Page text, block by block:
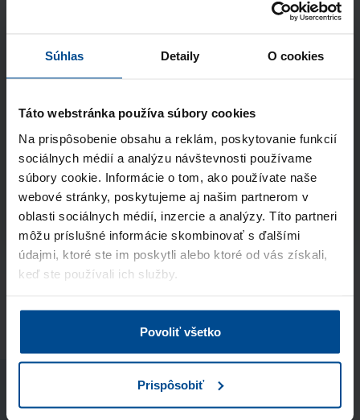
Súhlas Detaily O cookies
Táto webstránka používa súbory cookies
Na prispôsobenie obsahu a reklám, poskytovanie funkcií
sociálnych médií a analýzu návštevnosti používame
súbory cookie. Informácie o tom, ako používate naše
webové stránky, poskytujeme aj našim partnerom v
oblasti sociálnych médií, inzercie a analýzy. Títo partneri
môžu príslušné informácie skombinovať s ďalšími
údajmi, ktoré ste im poskytli alebo ktoré od vás získali,
keď ste používali ich služby.
Povoliť všetko
Prispôsobiť
Súhlasím so spracúvaním
zásadami ochrany osobných údajov
Odoslať
Stránka je chránená pomocou Google reCaptcha
Vyplňte formulár
chcete kontaktovať, a pošlite nám svoje kontaktné
potvrdením prijatia žiadosti. Ide o nazáväznú